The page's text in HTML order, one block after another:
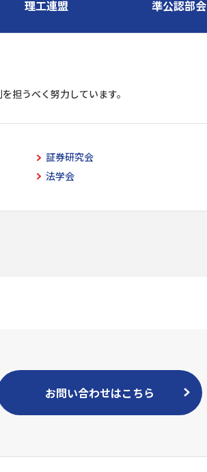
理工連盟 準公認部会
担うべく努力しています。
証券研究会
法学会
お問い合わせはこちら